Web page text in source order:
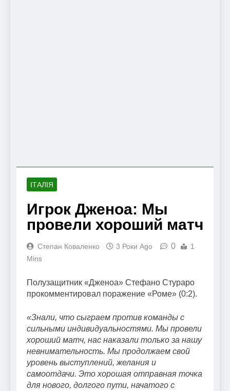
ІТАЛІЯ
Игрок Дженоа: Мы
провели хороший матч
Степан Коваленко 3 Роки Ago 0
1
Mins
Полузащитник «Дженоа» Стефано Стураро
прокомментировал поражение «Роме» (0:2).
«Знали, что сыграем против команды с
сильными индивидуальностями. Мы провели
хороший матч, нас наказали только за нашу
невнимательность. Мы продолжаем свой
уровень выступлений, желания и
самоотдачи. Это хорошая отправная точка
для нового, долгого пути, начатого с